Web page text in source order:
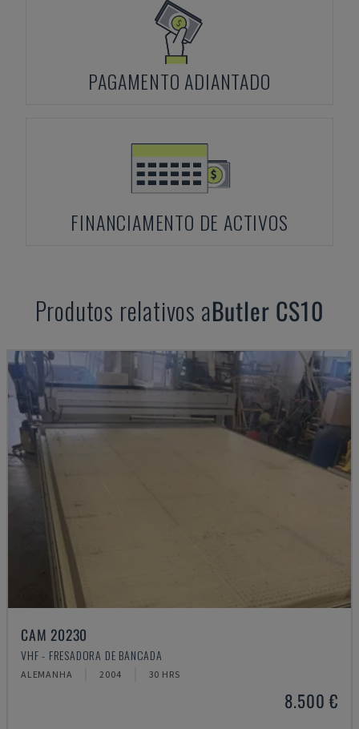
PAGAMENTO ADIANTADO
FINANCIAMENTO DE ACTIVOS
Produtos relativos aButler CS10
CAM 20230
VHF - FRESADORA DE BANCADA
ALEMANHA 2004 30 HRS
8.500 €